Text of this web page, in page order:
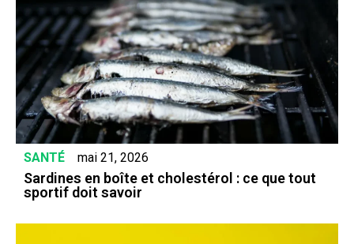
SANTÉ mai 21, 2026
Sardines en boîte et cholestérol : ce que tout
sportif doit savoir